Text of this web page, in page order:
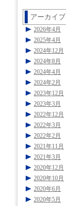
アーカイブ
2026年4月
2025年4月
2024年12月
2024年8月
2024年4月
2024年2月
2023年12月
2023年3月
2022年12月
2022年3月
2022年2月
2021年11月
2021年3月
2020年12月
2020年10月
2020年6月
2020年5月